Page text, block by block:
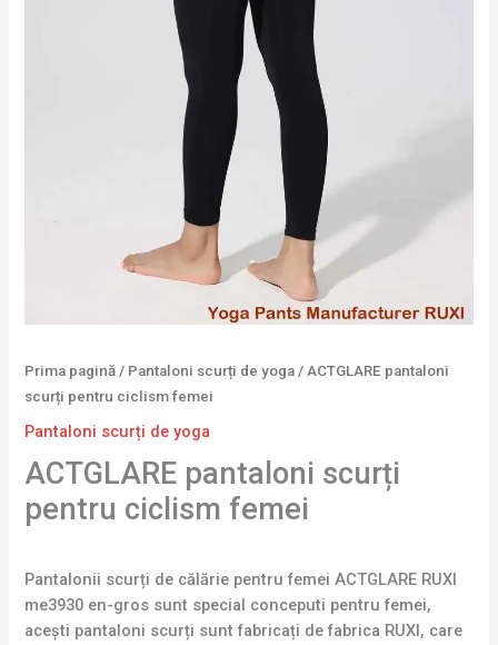
Prima pagină / Pantaloni scurți de yoga / ACTGLARE pantaloni
scurți pentru ciclism femei
Pantaloni scurți de yoga
ACTGLARE pantaloni scurți
pentru ciclism femei
Pantalonii scurți de călărie pentru femei ACTGLARE RUXI
me3930 en-gros sunt special conceputi pentru femei,
acești pantaloni scurți sunt fabricați de fabrica RUXI, care